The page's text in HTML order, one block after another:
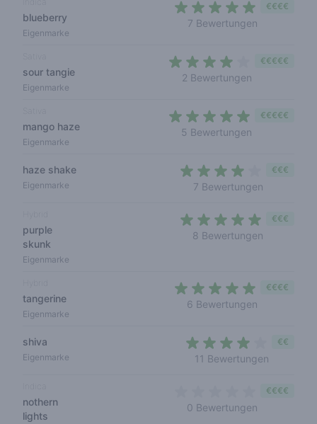
blueberry
Eigenmarke
7 Bewertungen
€€€€
sour tangie
Eigenmarke
2 Bewertungen
€€€€€
mango haze
Eigenmarke
5 Bewertungen
€€€€€
haze shake
Eigenmarke 7 Bewertungen
€€€
purple
skunk
Eigenmarke
8 Bewertungen
€€€
tangerine
Eigenmarke
6 Bewertungen
€€€€
shiva
Eigenmarke 11 Bewertungen
€€
nothern
lights
0 Bewertungen
€€€€